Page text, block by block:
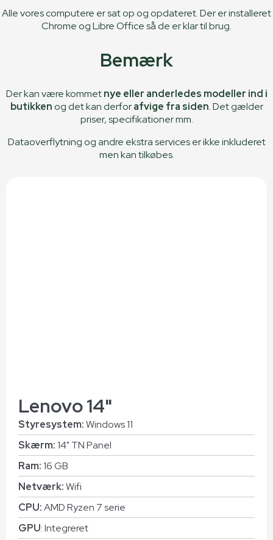
Alle vores computere er sat op og opdateret. Der er installeret
Chrome og Libre Office så de er klar til brug.
Bemærk
Der kan være kommetnye eller anderledes modeller ind i
butikkenog det kan derforafvige fra siden. Det gælder
priser, specifikationer mm.
Dataoverflytning og andre ekstra services er ikke inkluderet
men kan tilkøbes.
Lenovo 14"
Styresystem:Windows 11
Skærm:14" TN Panel
Ram:16 GB
Netværk:Wifi
CPU:AMD Ryzen 7 serie
GPU: Integreret